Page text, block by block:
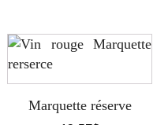
Marquette réserve